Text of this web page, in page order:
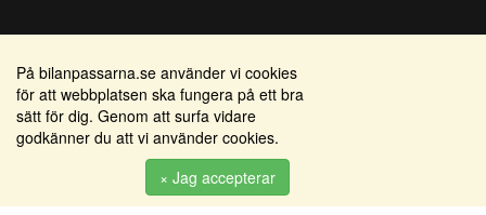
Bilanpassarna
Smedjegatan 22
352 46 Växjö
info@bilanpassarna.se
Områden
Alkomätare / alkolås
Elprodukter
Serviceinredningar
Tillbehörs artiklar
På bilanpassarna.se använder vi cookies
för att webbplatsen ska fungera på ett bra
sätt för dig. Genom att surfa vidare
godkänner du att vi använder cookies.
× Jag accepterar